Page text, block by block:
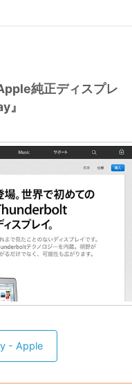
純正ディスプレ
』
- Apple